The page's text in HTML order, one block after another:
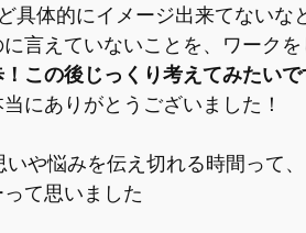
具体的にイメージ出来てないな
言えていないことを、ワークを
この後じっくり考えてみたいで
にありがとうございました！
や悩みを伝え切れる時間って
て思いました